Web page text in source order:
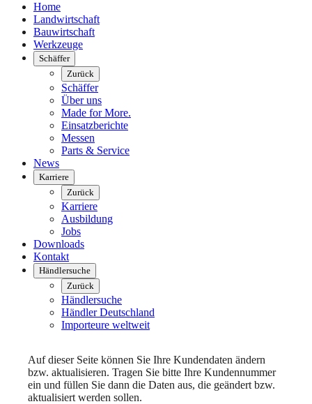
Home
Landwirtschaft
Bauwirtschaft
Werkzeuge
Schäffer
Zurück
Schäffer
Über uns
Made for More.
Einsatzberichte
Messen
Parts & Service
News
Karriere
Zurück
Karriere
Ausbildung
Jobs
Downloads
Kontakt
Händlersuche
Zurück
Händlersuche
Händler Deutschland
Importeure weltweit
Auf dieser Seite können Sie Ihre Kundendaten ändern
bzw. aktualisieren. Tragen Sie bitte Ihre Kundennummer
ein und füllen Sie dann die Daten aus, die geändert bzw.
aktualisiert werden sollen.